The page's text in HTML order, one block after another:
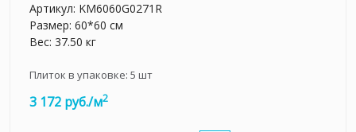
Артикул: KM6060G0271R
Размер: 60*60 см
Вес: 37.50 кг
Плиток в упаковке: 5 шт
3 172 руб./м2